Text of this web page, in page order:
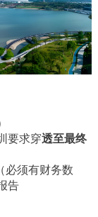
要求穿透至最终
必须有财务数
告